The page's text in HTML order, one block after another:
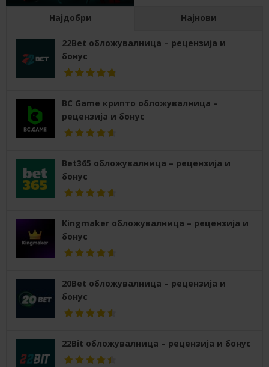
Најдобри Најнови
22Bet обложувалница – рецензија и
бонус
BC Game крипто обложувалница –
рецензија и бонус
Bet365 обложувалница – рецензија и
бонус
Kingmaker обложувалница – рецензија и
бонус
20Bet обложувалница – рецензија и
бонус
22Bit обложувалница – рецензија и бонус